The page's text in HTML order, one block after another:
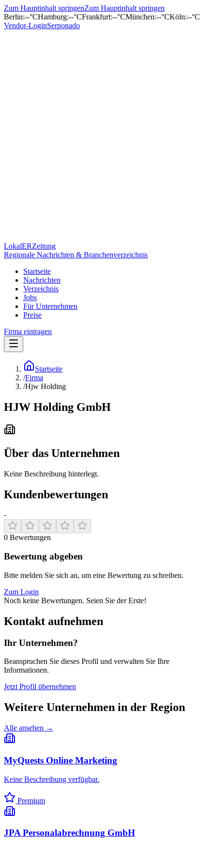
Zum Hauptinhalt springenZum Hauptinhalt springen
Berlin:--°CHamburg:--°CFrankfurt:--°CMünchen:--°CKöln:--°C
Vendor-LoginSerponado
LokalERZeitung
Regionale Nachrichten & Branchenverzeichnis
Startseite
Nachrichten
Verzeichnis
Jobs
Für Unternehmen
Preise
Firma eintragen
Startseite
/Firma
/Hjw Holding
HJW Holding GmbH
Über das Unternehmen
Keine Beschreibung hinterlegt.
Kundenbewertungen
-
0 Bewertungen
Bewertung abgeben
Bitte melden Sie sich an, um eine Bewertung zu schreiben.
Zum Login
Noch keine Bewertungen. Seien Sie der Erste!
Kontakt aufnehmen
Ihr Unternehmen?
Beanspruchen Sie dieses Profil und verwalten Sie Ihre
Informationen.
Jetzt Profil übernehmen
Weitere Unternehmen in der Region
Alle ansehen →
MyQuests Online Marketing
Keine Beschreibung verfügbar.
Premium
JPA Personalabrechnung GmbH